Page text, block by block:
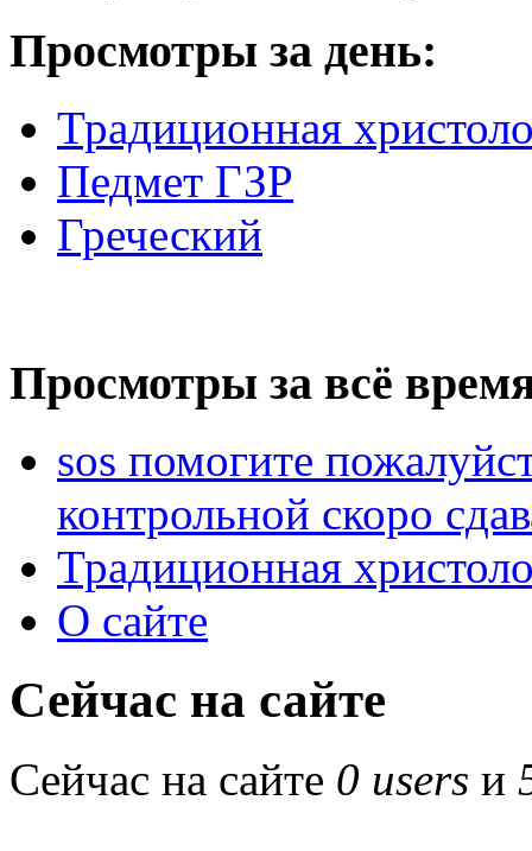
Просмотры за день:
Традиционная
Педмет ГЗР
Греческий
Просмотры за всё
sos помогите
контрольной скоро
Традиционная
О сайте
Сейчас на сайте
Сейчас на сайте 0 users и